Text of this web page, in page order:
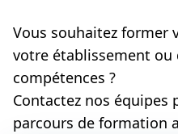
Vous souhaitez former
votre établissement ou
compétences ?
Contactez nos équipes
parcours de formation